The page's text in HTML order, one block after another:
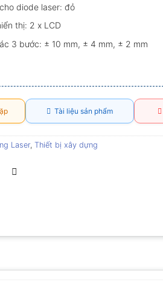
diode laser: đỏ
thị: 2 x LCD
3 bước: ± 10 mm, ± 4 mm, ± 2 mm
Tài liệu sản phẩm
Laser, Thiết bị xây dựng